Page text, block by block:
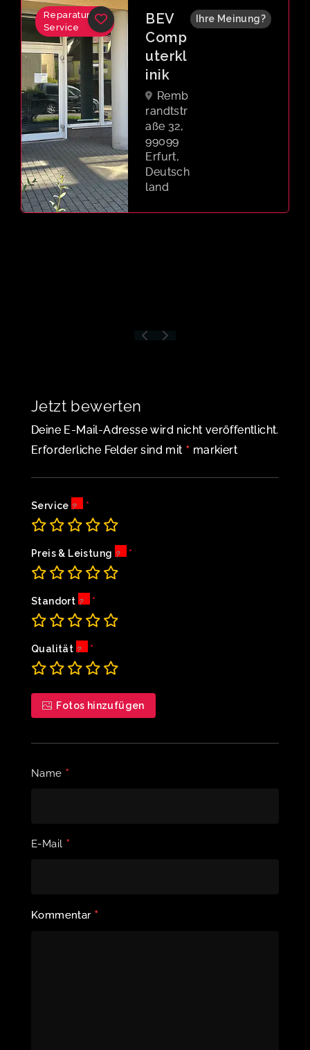
Reparatur &
Service
BEV
Comp
uterkl
inik
Remb
randtstr
aße 32,
99099
Erfurt,
Deutsch
land
Ihre Meinung?
Jetzt bewerten
Deine E-Mail-Adresse wird nicht veröffentlicht.
Erforderliche Felder sind mit * markiert
Service
Preis & Leistung
Standort
Qualität
Fotos hinzufügen
Name *
E-Mail *
Kommentar *